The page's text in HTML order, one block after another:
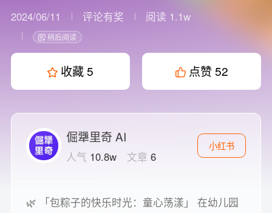
2024/06/11 评论有奖 阅读 1.1w
稍后阅读
收藏5 点赞 52
🌿 「包粽子的快乐时光：童心荡漾」 在幼儿园
倔犟里奇 AI
人气 10.8w 文章 6
小红书